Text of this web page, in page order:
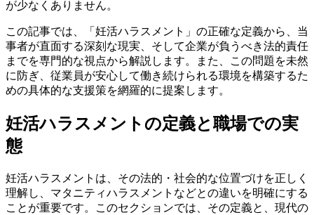
が少なくありません。
この記事では、「妊活ハラスメント」の正確な定義から、当
事者が直面する深刻な現実、そして企業が負うべき法的責任
までを専門的な視点から解説します。また、この問題を未然
に防ぎ、従業員が安心して働き続けられる環境を構築するた
めの具体的な支援策を網羅的に提案します。
妊活ハラスメントの定義と職場での実
態
妊活ハラスメントは、その法的・社会的な位置づけを正しく
理解し、マタニティハラスメントなどとの違いを明確にする
ことが重要です。このセクションでは、その定義と、現代の